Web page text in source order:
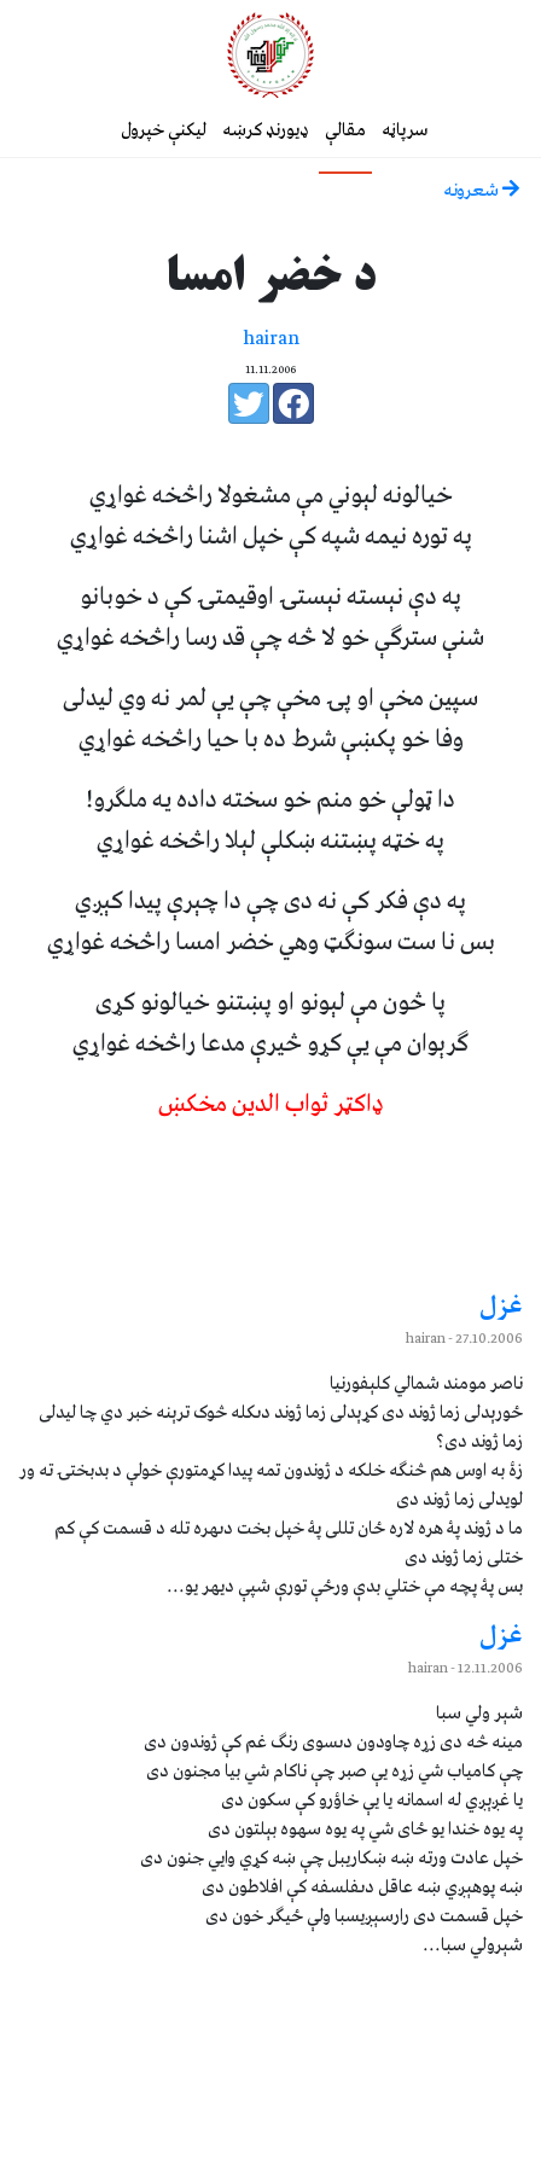
سرپاڼه مقالې ډیورنډ کرښه لیکنې خپرول
شعرونه
د خضر امسا
hairan
11.11.2006
خيالونه لېوني مې مشغولا راڅخه غواړي
په توره نيمه شپه کې خپل اشنا راڅخه غواړي
په دې نېسته نېستۍ اوقيمتۍ کې د خوبانو
شنې سترګې خو لا څه چې قد رسا راڅخه غواړي
سپين مخې او پۍ مخې چې يې لمر نه وي ليدلی
وفا خو پکښې شرط ده با حيا راڅخه غواړي
دا ټولې خو منم خو سخته داده يه ملګرو!
په خټه پښتنه ښکلې لېلا راڅخه غواړي
په دې فکر کې نه دی چې دا چېرې پيدا کېږي
بس نا ست سونګټ وهي خضر امسا راڅخه غواړي
پا څون مې لېونو او پښتنو خيالونو کړی
ګرېوان مې يې کړو څيرې مدعا راڅخه غواړي
ډاکټر ثواب الدین مخکښ
غزل
27.10.2006
- hairan
ناصر مومند شمالي کلېفورنيا
ځورېدلى زما ژوند دى کړېدلى زما ژوند دىکله څوک ترېنه خبر دي چا ليدلى
زما ژوند دى؟
زۀ به اوس هم څنګه خلکه د ژوندون تمه پيدا کړمتورې خولې د بدبختۍ ته ور
لويدلى زما ژوند دى
ما د ژوند پۀ هره لاره ځان تللى پۀ خپل بخت دىهره تله د قسمت کې کم
ختلى زما ژوند دى
بس پۀ پچه مې ختلي بدې ورځې تورې شپې ديهر يو...
غزل
12.11.2006
- hairan
شېر ولي سبا
مينه څه دى زړه چاودون دىسوی رنګ غم کې ژوندون دى
چې کامياب شي زړه يې صبر چې ناکام شي بيا مجنون دى
يا غږېږي له اسمانه يا يې خاؤرو کې سکون دى
په يوه خندا يو ځای شي په يوه سهوه بېلتون دى
خپل عادت ورته ښه ښکاريبل چې ښه کړي وايي جنون دى
ښه پوهېږي ښه عاقل دىفلسفه کې افلاطون دى
خپل قسمت دى رارسېږيسبا ولې ځيګر خون دى
شېرولي سبا...